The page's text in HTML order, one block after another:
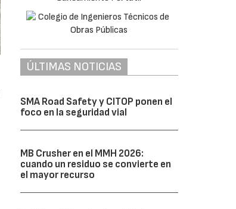
ÚLTIMAS NOTICIAS
SMA Road Safety y CITOP ponen el
foco en la seguridad vial
MB Crusher en el MMH 2026:
cuando un residuo se convierte en
el mayor recurso